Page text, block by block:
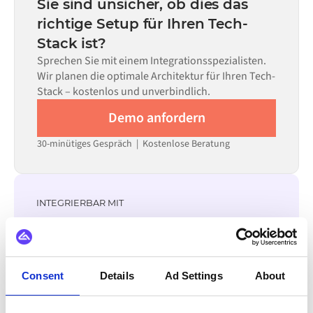
Consent Details Ad Settings About
allein nicht ausreicht.
erforderlichen Datenflüsse und Ihrem internen
Prüfprozess. Vorgefertigte Konnektoren für viele
Systeme sind im Alumio Marketplace verfügbar, was die
Einrichtungszeit erheblich verkürzt.
Sie sind unsicher, ob dies das
richtige Setup für Ihren Tech-
Stack ist?
Sprechen Sie mit einem Integrationsspezialisten.
Wir planen die optimale Architektur für Ihren Tech-
Stack – kostenlos und unverbindlich.
Demo anfordern
30-minütiges Gespräch | Kostenlose Beratung
INTEGRIERBAR MIT
Klarna
Adyen Stripe PayPal
Alle CAFLOU Integrationen ansehen